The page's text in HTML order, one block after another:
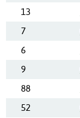
13
7
6
9
88
52